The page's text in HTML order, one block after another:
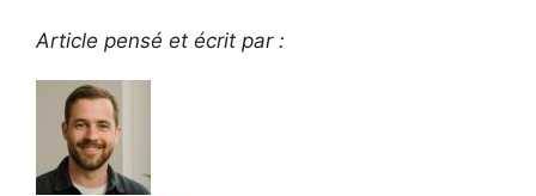
Article pensé et écrit par :